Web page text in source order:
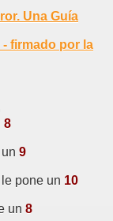
Una Guía
- firmado por la
8
9
pone un 10
un 8